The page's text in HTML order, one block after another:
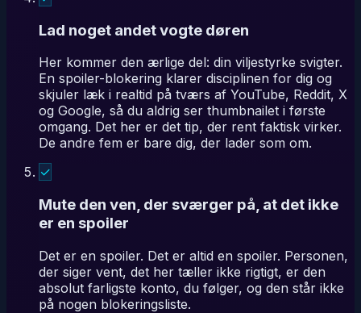
Lad noget andet vogte døren
Her kommer den ærlige del: din viljestyrke svigter.
En spoiler-blokering klarer disciplinen for dig og
skjuler læk i realtid på tværs af YouTube, Reddit, X
og Google, så du aldrig ser thumbnailet i første
omgang. Det her er det tip, der rent faktisk virker.
De andre fem er bare dig, der lader som om.
✓
Mute den ven, der sværger på, at det ikke
er en spoiler
Det er en spoiler. Det er altid en spoiler. Personen,
der siger vent, det her tæller ikke rigtigt, er den
absolut farligste konto, du følger, og den står ikke
på nogen blokeringsliste.